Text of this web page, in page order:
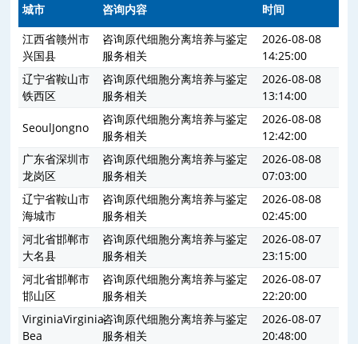
城市 咨询内容
时间
江西省赣州市
兴国县
咨询原代细胞分离培养与鉴定
服务相关
2026-08-08
14:25:00
辽宁省鞍山市
铁西区
咨询原代细胞分离培养与鉴定
服务相关
2026-08-08
13:14:00
SeoulJongno
咨询原代细胞分离培养与鉴定
服务相关
2026-08-08
12:42:00
广东省深圳市
龙岗区
咨询原代细胞分离培养与鉴定
服务相关
2026-08-08
07:03:00
辽宁省鞍山市
海城市
咨询原代细胞分离培养与鉴定
服务相关
2026-08-08
02:45:00
河北省邯郸市
大名县
咨询原代细胞分离培养与鉴定
服务相关
2026-08-07
23:15:00
河北省邯郸市
邯山区
咨询原代细胞分离培养与鉴定
服务相关
2026-08-07
22:20:00
VirginiaVirginia
Bea
咨询原代细胞分离培养与鉴定
服务相关
2026-08-07
20:48:00